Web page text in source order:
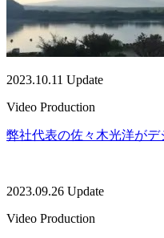
2023.10.11 Update
Video Production
弊社代表の佐々木光洋が
2023.09.26 Update
Video Production